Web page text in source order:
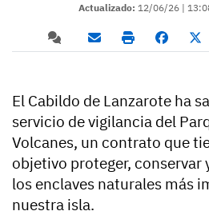
Actualizado: 12/06/26 |
El Cabildo de Lanzarote ha
servicio de vigilancia del
Volcanes, un contrato que
objetivo proteger, conservar
los enclaves naturales más
nuestra isla.